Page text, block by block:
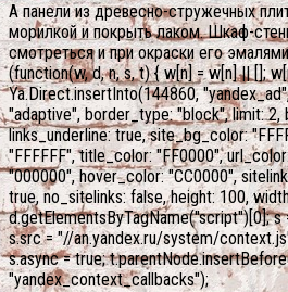
А панели из древесно-стружечных
морилкой и покрыть лаком. Шкаф-
смотреться и при окраски его
(function(w, d, n, s, t) { w[n] = w[n] || [];
Ya.Direct.insertInto(144860,
"adaptive", border_type: "block", limit: 2,
links_underline: true, site_bg_color:
"FFFFFF", title_color: "FF0000",
"000000", hover_color: "CC0000",
true, no_sitelinks: false, height: 100,
d.getElementsByTagName("script")[0];
s.src = "//an.yandex.ru/system/
s.async = true;
"yandex_context_callbacks");